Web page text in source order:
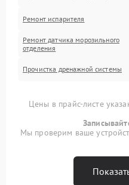
Ремонт испарителя
Ремонт датчика морозильного
отделения
Прочистка дренажной системы
Цены в прайс-листе
Мы проверим ваше